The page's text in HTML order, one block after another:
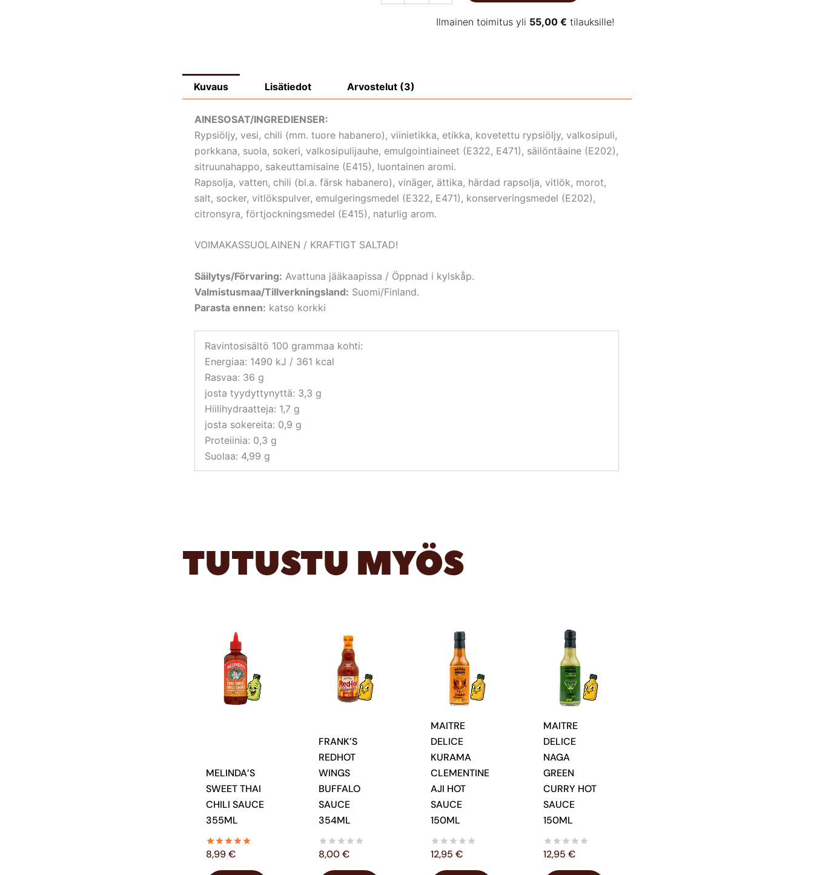
Ilmainen toimitus yli 55,00 € tilauksille!
Kuvaus Lisätiedot Arvostelut (3)
AINESOSAT/INGREDIENSER:
Rypsiöljy, vesi, chili (mm. tuore habanero), viinietikka, etikka, kovetettu rypsiöljy, valkosipuli,
porkkana, suola, sokeri, valkosipulijauhe, emulgointiaineet (E322, E471), säilöntäaine (E202),
sitruunahappo, sakeuttamisaine (E415), luontainen aromi.
Rapsolja, vatten, chili (bl.a. färsk habanero), vinäger, ättika, härdad rapsolja, vitlök, morot,
salt, socker, vitlökspulver, emulgeringsmedel (E322, E471), konserveringsmedel (E202),
citronsyra, förtjockningsmedel (E415), naturlig arom.
VOIMAKASSUOLAINEN / KRAFTIGT SALTAD!
Säilytys/Förvaring: Avattuna jääkaapissa / Öppnad i kylskåp.
Valmistusmaa/Tillverkningsland: Suomi/Finland.
Parasta ennen: katso korkki
Ravintosisältö 100 grammaa kohti:
Energiaa: 1490 kJ / 361 kcal
Rasvaa: 36 g
josta tyydyttynyttä: 3,3 g
Hiilihydraatteja: 1,7 g
josta sokereita: 0,9 g
Proteiinia: 0,3 g
Suolaa: 4,99 g
TUTUSTU MYÖS
MELINDA’S
SWEET THAI
CHILI SAUCE
355ML
8,99€
FRANK’S
REDHOT
WINGS
BUFFALO
SAUCE
354ML
8,00€
MAITRE
DELICE
KURAMA
CLEMENTINE
AJI HOT
SAUCE
150ML
12,95€
MAITRE
DELICE
NAGA
GREEN
CURRY HOT
SAUCE
150ML
12,95 €